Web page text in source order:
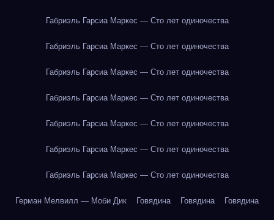
Габриэль Гарсиа Маркес — Сто лет одиночества
Габриэль Гарсиа Маркес — Сто лет одиночества
Габриэль Гарсиа Маркес — Сто лет одиночества
Габриэль Гарсиа Маркес — Сто лет одиночества
Габриэль Гарсиа Маркес — Сто лет одиночества
Габриэль Гарсиа Маркес — Сто лет одиночества
Габриэль Гарсиа Маркес — Сто лет одиночества
Герман Мелвилл — Моби Дик Говядина Говядина Говядина